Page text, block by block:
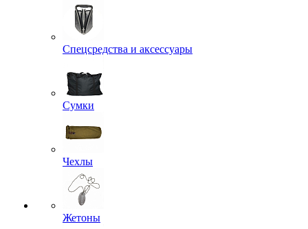
Спецсредства и аксессуары
Сумки
Чехлы
Жетоны